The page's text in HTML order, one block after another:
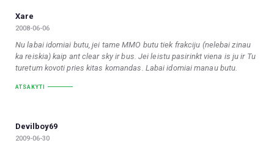
Xare
2008-06-06
Nu labai idomiai butu, jei tame MMO butu tiek frakciju (nelebai zinau
ka reiskia) kaip ant clear sky ir bus. Jei leistu pasirinkt viena is ju ir Tu
turetum kovoti pries kitas komandas. Labai idomiai manau butu.
ATSAKYTI
Devilboy69
2009-06-30